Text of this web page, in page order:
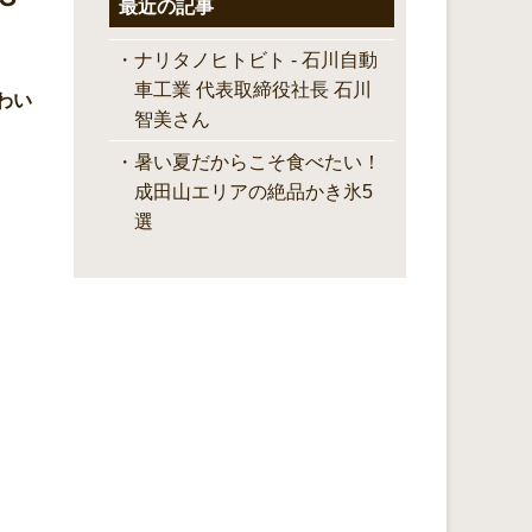
い
最近の記事
ナリタノヒトビト - 石川自動
車工業 代表取締役社長 石川
智美さん
暑い夏だからこそ食べたい！
成田山エリアの絶品かき氷5
選